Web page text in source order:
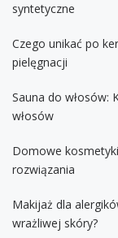
syntetyczne
Czego unikać po
pielęgnacji
Sauna do włosów:
włosów
Domowe
rozwiązania
Makijaż dla
wrażliwej skóry?